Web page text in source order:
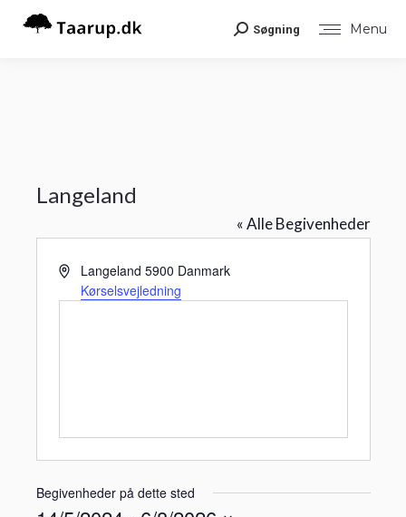
Menu
Search:
Søgning
Langeland
« Alle Begivenheder
AdresseLangeland 5900 Danmark
Kørselsvejledning
Begivenheder på dette sted